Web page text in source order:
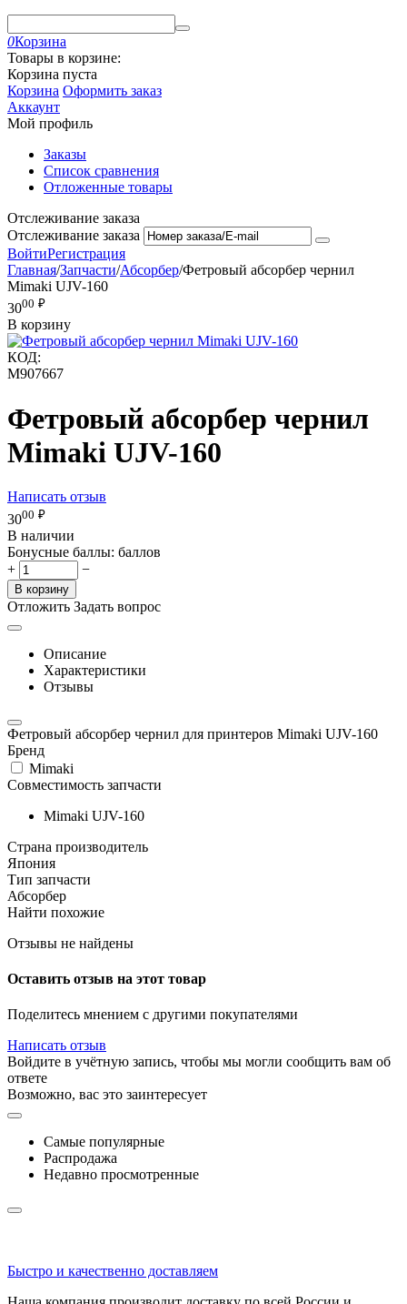
0Корзина
Товары в корзине:
Корзина пуста
Корзина Оформить заказ
Аккаунт
Мой профиль
Заказы
Список сравнения
Отложенные товары
Отслеживание заказа
Отслеживание заказа
ВойтиРегистрация
Главная/Запчасти/Абсорбер/Фетровый абсорбер чернил
Mimaki UJV-160
3000 ₽
В корзину
КОД:
M907667
Фетровый абсорбер чернил
Mimaki UJV-160
Написать отзыв
3000 ₽
В наличии
Бонусные баллы: баллов
+
−
В корзину
Отложить Задать вопрос
Описание
Характеристики
Отзывы
Фетровый абсорбер чернил для принтеров Mimaki UJV-160
Бренд
Mimaki
Совместимость запчасти
Mimaki UJV-160
Страна производитель
Япония
Тип запчасти
Абсорбер
Найти похожие
Отзывы не найдены
Оставить отзыв на этот товар
Поделитесь мнением с другими покупателями
Написать отзыв
Войдите в учётную запись, чтобы мы могли сообщить вам об
ответе
Возможно, вас это заинтересует
Самые популярные
Распродажа
Недавно просмотренные
Быстро и качественно доставляем